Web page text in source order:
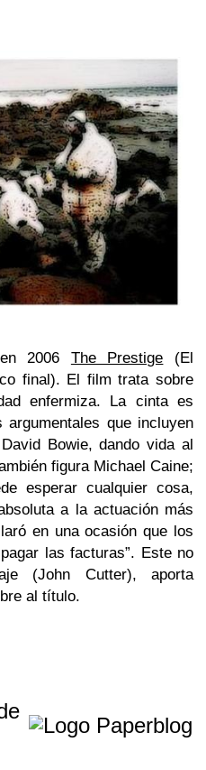
2006 The Prestige (El
final). El film trata sobre
enfermiza. La cinta es
que incluyen
Bowie, dando vida al
figura Michael Caine;
esperar cualquier cosa,
a la actuación más
en una ocasión que los
las facturas”. Este no
(John Cutter), aporta
al título.